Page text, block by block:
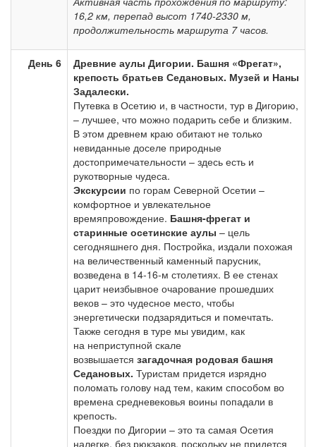
16,2 км, перепад высот 1740-2330 м,
продолжительность маршрута 7 часов.
День 6
Древние аулы Дигории. Башня «Фрегат»,
крепость братьев Седановых. Музей и Наны
Задалески.
Путевка в Осетию и, в частности, тур в Дигорию,
– лучшее, что можно подарить себе и близким.
В этом древнем краю обитают не только
невиданные доселе природные
достопримечательности – здесь есть и
рукотворные чудеса.
Экскурсии по горам Северной Осетии –
комфортное и увлекательное
времяпровождение. Башня-фрегат и
старинные осетинские аулы – цель
сегодняшнего дня. Постройка, издали похожая
на величественный каменный парусник,
возведена в 14-16-м столетиях. В ее стенах
царит неизбывное очарование прошедших
веков – это чудесное место, чтобы
энергетически подзарядиться и помечтать.
Также сегодня в туре мы увидим, как
на неприступной скале
возвышается загадочная родовая башня
Седановых. Туристам придется изрядно
поломать голову над тем, каким способом во
времена средневековья воины попадали в
крепость.
Поездки по Дигории – это та самая Осетия
налегке, без рюкзаков, поскольку не придется